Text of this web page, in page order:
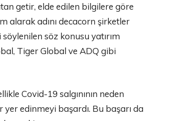
getir, elde edilen bilgilere göre
alarak adını decacorn şirketler
söz konusu yatırım
Tiger Global ve ADQ gibi
Covid-19 salgınının neden
edinmeyi başardı. Bu başarı da